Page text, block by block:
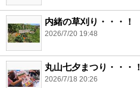
内緒の草刈り・・・！
2026/7/20 19:48
丸山七夕まつり・・・！
2026/7/18 20:26